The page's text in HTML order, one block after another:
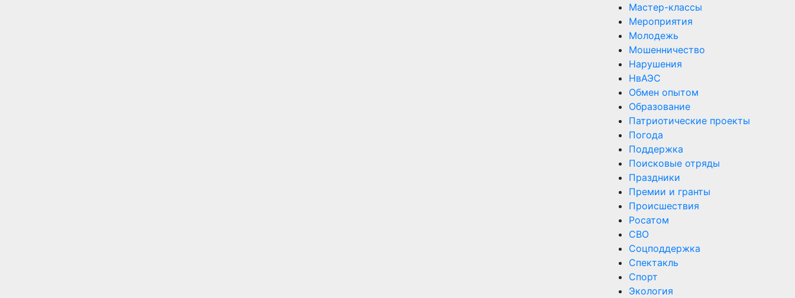
Мастер-классы
Мероприятия
Молодежь
Мошенничество
Нарушения
НвАЭС
Обмен опытом
Образование
Патриотические проекты
Погода
Поддержка
Поисковые отряды
Праздники
Премии и гранты
Происшествия
Росатом
СВО
Соцподдержка
Спектакль
Спорт
Экология